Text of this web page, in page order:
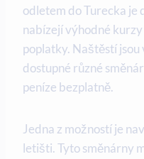
odletem do Turecka
nabízejí výhodné
poplatky. Naštěstí
dostupné různé
peníze bezplatně.
Jedna z možností je
letišti. Tyto směnárny